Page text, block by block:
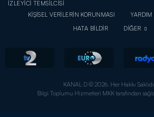
İZLEYİCİ TEMSİLCİSİ
KİŞİSEL VERİLERİN KORUNMASI
YARDIM
HATA BİLDİR
DİĞER
KANAL D © 2026. Her Hakkı
Bilgi Toplumu Hizmetleri MKK tarafından